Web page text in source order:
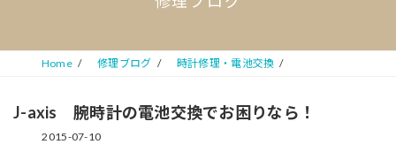
Home 修理ブログ 時計修理・電池交換
J-axis 腕時計の電池交換でお困りなら！
2015-07-10